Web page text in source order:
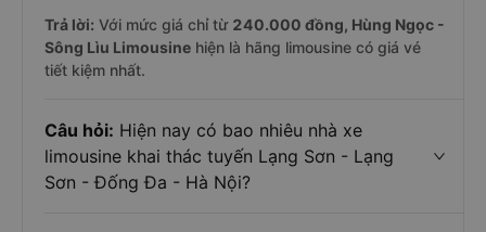
Trả lời: Với mức giá chỉ từ 240.000 đồng, Hùng Ngọc -
Sông Lìu Limousine hiện là hãng limousine có giá vé
tiết kiệm nhất.
Câu hỏi: Hiện nay có bao nhiêu nhà xe
limousine khai thác tuyến Lạng Sơn - Lạng
Sơn - Đống Đa - Hà Nội?